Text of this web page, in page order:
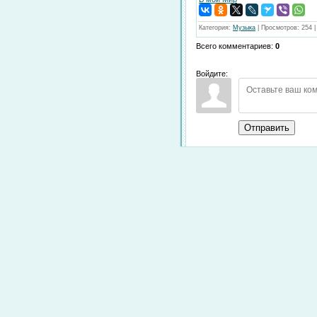
Категория: Музыка Просмотров: 254
Всего комментариев: 0
Войдите:
Отправить